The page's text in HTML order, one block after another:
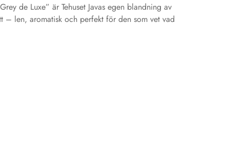
de Luxe” är Tehuset Javas egen blandning av
– len, aromatisk och perfekt för den som vet vad